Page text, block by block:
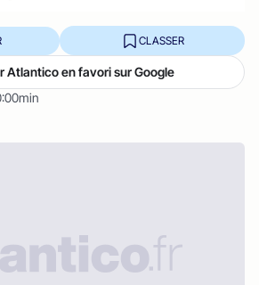
CLASSER
Atlantico en favori sur Google